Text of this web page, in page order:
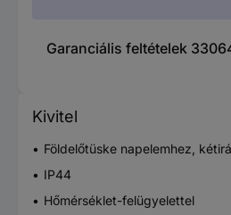
Garanciális feltételek
Kivitel
Földelőtüske napelemhez,
IP44
Hőmérséklet-felügyelettel